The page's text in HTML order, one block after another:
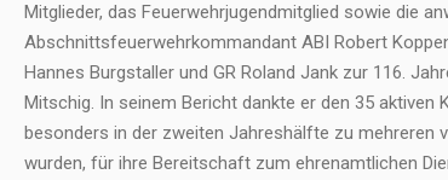
Mitglieder, das Feuerwehrjugendmitglied sowie die
Abschnittsfeuerwehrkommandant ABI Robert
Hannes Burgstaller und GR Roland Jank zur 116.
Mitschig. In seinem Bericht dankte er den 35 aktiven
besonders in der zweiten Jahreshälfte zu mehreren
wurden, für ihre Bereitschaft zum ehrenamtlichen